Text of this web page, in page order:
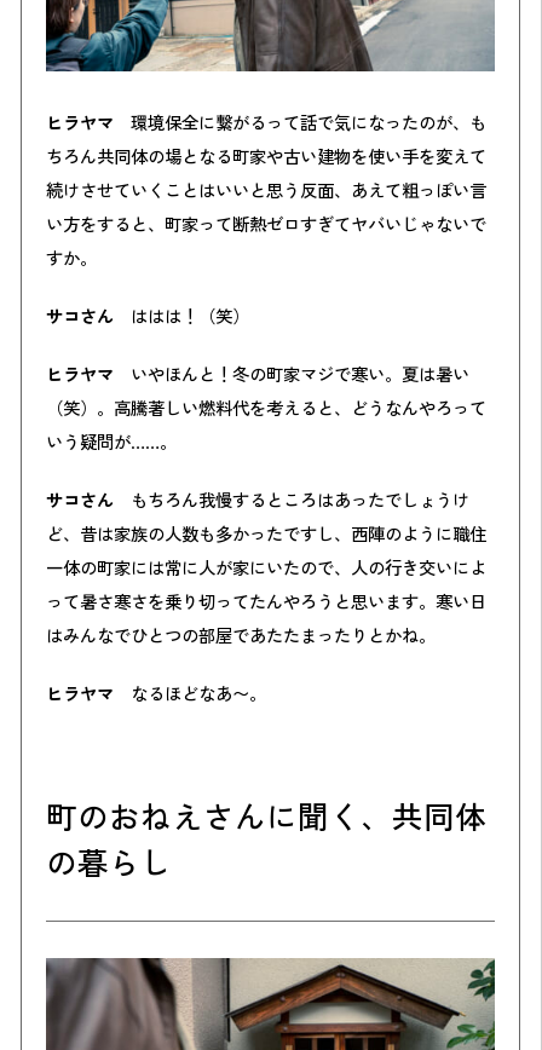
ヒラヤマ 環境保全に繋がるって話で気になったのが、も
ちろん共同体の場となる町家や古い建物を使い手を変えて
続けさせていくことはいいと思う反面、あえて粗っぽい言
い方をすると、町家って断熱ゼロすぎてヤバいじゃないで
すか。
サコさん ははは！（笑）
ヒラヤマ いやほんと！冬の町家マジで寒い。夏は暑い
（笑）。高騰著しい燃料代を考えると、どうなんやろって
いう疑問が……。
サコさん もちろん我慢するところはあったでしょうけ
ど、昔は家族の人数も多かったですし、西陣のように職住
一体の町家には常に人が家にいたので、人の行き交いによ
って暑さ寒さを乗り切ってたんやろうと思います。寒い日
はみんなでひとつの部屋であたたまったりとかね。
ヒラヤマ なるほどなあ〜。
町のおねえさんに聞く、共同体
の暮らし